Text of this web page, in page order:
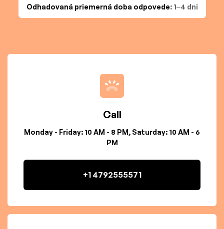
Odhadovaná priemerná doba odpovede: 1–4 dni
Call
Monday - Friday: 10 AM - 8 PM, Saturday: 10 AM - 6
PM
+1 4792555571